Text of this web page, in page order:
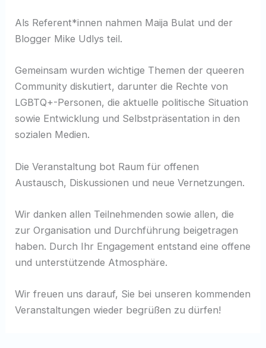
Als Referent*innen nahmen Maija Bulat und der
Blogger Mike Udlys teil.
Gemeinsam wurden wichtige Themen der queeren
Community diskutiert, darunter die Rechte von
LGBTQ+-Personen, die aktuelle politische Situation
sowie Entwicklung und Selbstpräsentation in den
sozialen Medien.
Die Veranstaltung bot Raum für offenen
Austausch, Diskussionen und neue Vernetzungen.
Wir danken allen Teilnehmenden sowie allen, die
zur Organisation und Durchführung beigetragen
haben. Durch Ihr Engagement entstand eine offene
und unterstützende Atmosphäre.
Wir freuen uns darauf, Sie bei unseren kommenden
Veranstaltungen wieder begrüßen zu dürfen!